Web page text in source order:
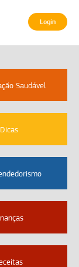
Login
Saudável
Dicas